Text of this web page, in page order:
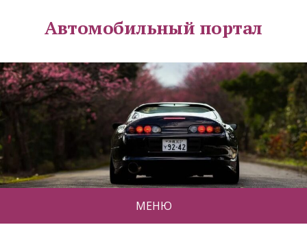
Автомобильный портал
МЕНЮ